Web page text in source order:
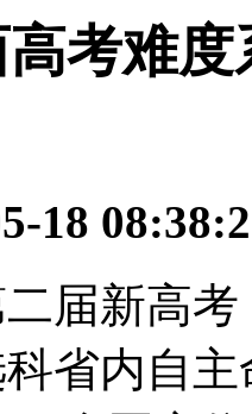
高考难
18
届新高
省内自